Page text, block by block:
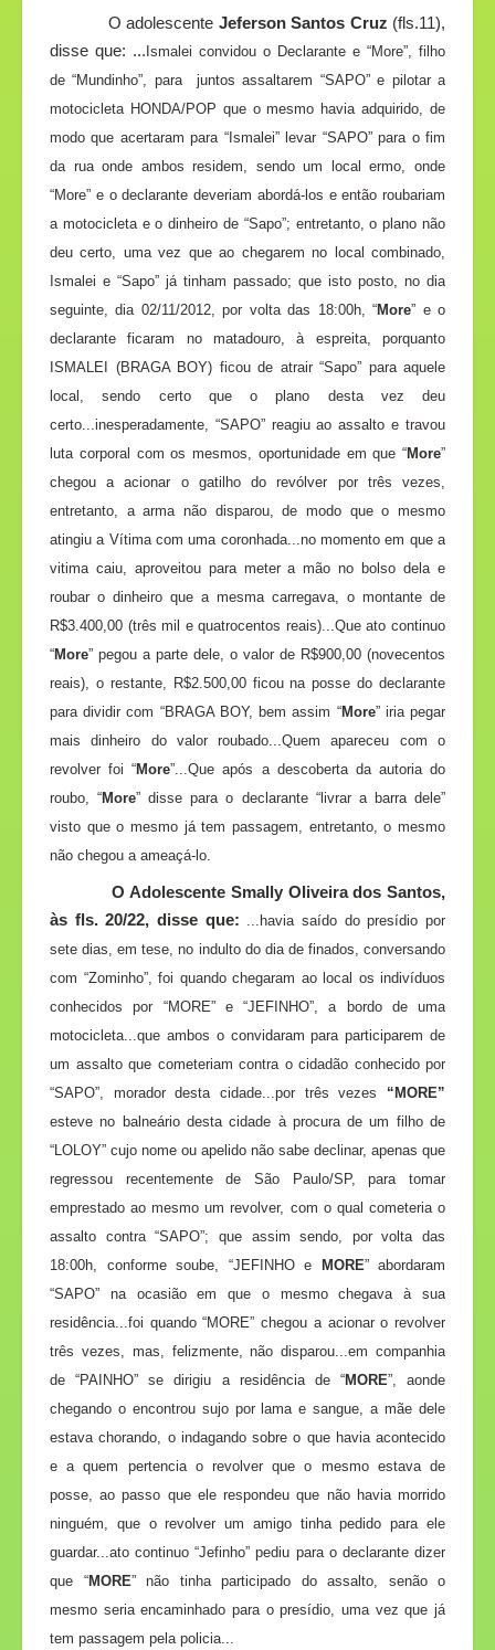
O adolescente Jeferson Santos Cruz (fls.11),
disse que: ... Ismalei convidou o Declarante e “More”, filho
de “Mundinho”, para
juntos assaltarem “SAPO” e pilotar a
motocicleta HONDA/POP que o mesmo havia adquirido, de
modo que acertaram para “Ismalei” levar “SAPO” para o fim
da rua onde ambos residem, sendo um local ermo, onde
“More” e o declarante deveriam abordá-los e então roubariam
a motocicleta e o dinheiro de “Sapo”; entretanto, o plano não
deu certo, uma vez que ao chegarem no local combinado,
Ismalei e “Sapo” já tinham passado; que isto posto, no dia
seguinte, dia 02/11/2012, por volta das 18:00h, “More” e o
declarante ficaram no matadouro, à espreita, porquanto
ISMALEI (BRAGA BOY) ficou de atrair “Sapo” para aquele
local, sendo certo que o plano desta vez deu
certo...inesperadamente, “SAPO” reagiu ao assalto e travou
luta corporal com os mesmos, oportunidade em que “More”
chegou a acionar o gatilho do revólver por três vezes,
entretanto, a arma não disparou, de modo que o mesmo
atingiu a Vítima com uma coronhada...no momento em que a
vitima caiu, aproveitou para meter a mão no bolso dela e
roubar o dinheiro que a mesma carregava, o montante de
R$3.400,00 (três mil e quatrocentos reais)...Que ato continuo
“More” pegou a parte dele, o valor de R$900,00 (novecentos
reais), o restante, R$2.500,00 ficou na posse do declarante
para dividir com “BRAGA BOY, bem assim “More” iria pegar
mais dinheiro do valor roubado...Quem apareceu com o
revolver foi “More”...Que após a descoberta da autoria do
roubo, “More” disse para o declarante “livrar a barra dele”
visto que o mesmo já tem passagem, entretanto, o mesmo
não chegou a ameaçá-lo.
O Adolescente Smally Oliveira dos Santos,
às fls. 20/22, disse que: ...havia saído do presídio por
sete dias, em tese, no indulto do dia de finados, conversando
com “Zominho”, foi quando chegaram ao local os indivíduos
conhecidos por “MORE” e “JEFINHO”, a bordo de uma
motocicleta...que ambos o convidaram para participarem de
um assalto que cometeriam contra o cidadão conhecido por
“SAPO”, morador desta cidade...por três vezes “MORE”
esteve no balneário desta cidade à procura de um filho de
“LOLOY” cujo nome ou apelido não sabe declinar, apenas que
regressou recentemente de São Paulo/SP, para tomar
emprestado ao mesmo um revolver, com o qual cometeria o
assalto contra “SAPO”; que assim sendo, por volta das
18:00h, conforme soube, “JEFINHO e
MORE” abordaram
“SAPO” na ocasião em que o mesmo chegava à sua
residência...foi quando “MORE” chegou a acionar o revolver
três vezes, mas, felizmente, não disparou...em companhia
de “PAINHO” se dirigiu a residência de “MORE”, aonde
chegando o encontrou sujo por lama e sangue, a mãe dele
estava chorando, o indagando sobre o que havia acontecido
e a quem pertencia o revolver que o mesmo estava de
posse, ao passo que ele respondeu que não havia morrido
ninguém, que o revolver um amigo tinha pedido para ele
guardar...ato continuo “Jefinho” pediu para o declarante dizer
que “MORE” não tinha participado do assalto, senão o
mesmo seria encaminhado para o presídio, uma vez que já
tem passagem pela policia...